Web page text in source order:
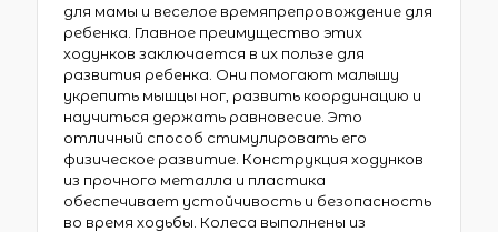
для мамы и веселое времяпрепровождение для
ребенка. Главное преимущество этих
ходунков заключается в их пользе для
развития ребенка. Они помогают малышу
укрепить мышцы ног, развить координацию и
научиться держать равновесие. Это
отличный способ стимулировать его
физическое развитие. Конструкция ходунков
из прочного металла и пластика
обеспечивает устойчивость и безопасность
во время ходьбы. Колеса выполнены из